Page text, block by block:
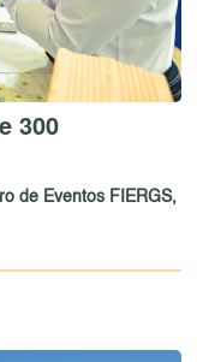
300
de Eventos FIERGS,